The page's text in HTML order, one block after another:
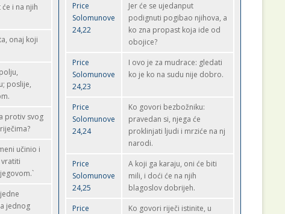
i na njih
onaj koji
poslije,
protiv svog
učinio i
vratiti
jednog
Price
Solomunove
24,22
Jer će se ujedanput
podignuti pogibao njihova, a
ko zna propast koja ide od
obojice?
Price
Solomunove
24,23
I ovo je za mudrace: gledati
ko je ko na sudu nije dobro.
Price
Solomunove
24,24
Ko govori bezbožniku:
pravedan si, njega će
proklinjati ljudi i mrziće na nj
narodi.
Price
Solomunove
24,25
A koji ga karaju, oni će biti
mili, i doći će na njih
blagoslov dobrijeh.
Price
Ko govori riječi istinite, u